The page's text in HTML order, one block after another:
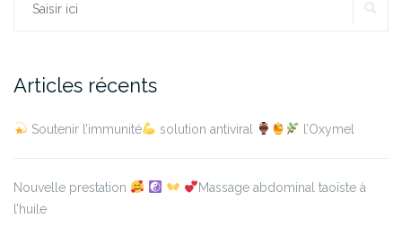
Rechercher :
Articles récents
Soutenir l’immunité solution antiviral l’Oxymel
Nouvelle prestation
Massage abdominal taoïste à
l’huile